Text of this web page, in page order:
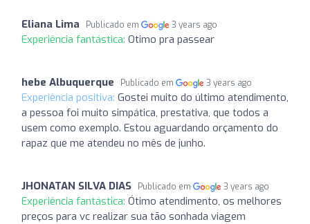
Eliana Lima Publicado em 3 years ago
Experiência fantástica: Otimo pra passear
hebe Albuquerque Publicado em 3 years ago
Experiência positiva: Gostei muito do último atendimento,
a pessoa foi muito simpática, prestativa, que todos a
usem como exemplo. Estou aguardando orçamento do
rapaz que me atendeu no mês de junho.
JHONATAN SILVA DIAS Publicado em 3 years ago
Experiência fantástica: Ótimo atendimento, os melhores
preços para vc realizar sua tão sonhada viagem